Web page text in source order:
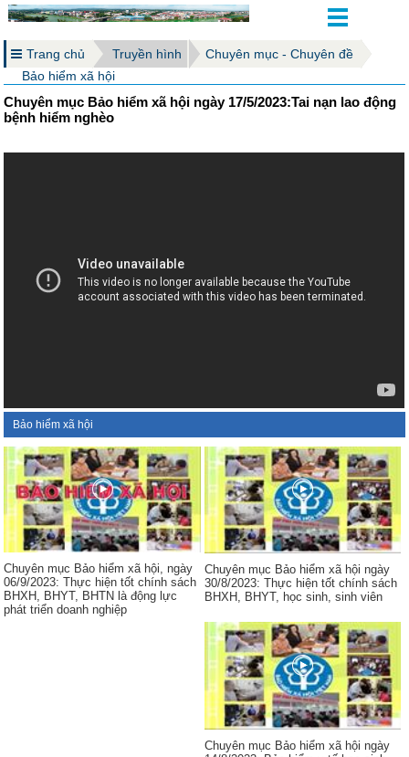
Trang chủ Truyền hình
Chuyên mục - Chuyên đề
Bảo hiểm xã hội
Chuyên mục Bảo hiểm xã hội ngày 17/5/2023:Tai nạn lao động
bệnh hiểm nghèo
Bảo hiểm xã hội
Chuyên mục Bảo hiểm xã hội, ngày
06/9/2023: Thực hiện tốt chính sách
BHXH, BHYT, BHTN là động lực
phát triển doanh nghiệp
Chuyên mục Bảo hiểm xã hội ngày
30/8/2023: Thực hiện tốt chính sách
BHXH, BHYT, học sinh, sinh viên
Chuyên mục Bảo hiểm xã hội ngày